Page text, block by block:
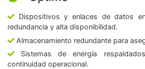
Dispositivos y enlaces de datos
redundancia y alta disponibilidad.
Almacenamiento redundante para
Sistemas de energía
continuidad operacional.